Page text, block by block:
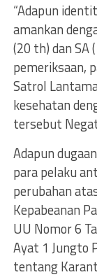
“Adapun
amankan
(20 th) dan SA
pemeriksaan,
Satrol
kesehatan
tersebut
Adapun
para pelaku
perubahan
Kepabeanan
UU Nomor 6
Ayat 1 Jungto
tentang